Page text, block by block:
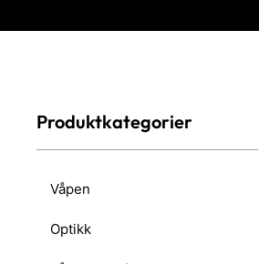
Produktkategorier
Våpen
Optikk